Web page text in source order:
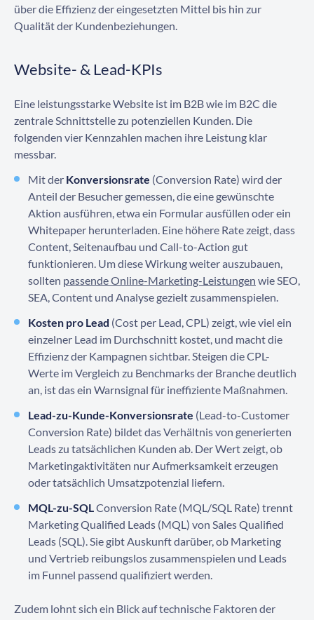
über die Effizienz der eingesetzten Mittel bis hin zur
Qualität der Kundenbeziehungen.
Website- & Lead-KPIs
Eine leistungsstarke Website ist im B2B wie im B2C die
zentrale Schnittstelle zu potenziellen Kunden. Die
folgenden vier Kennzahlen machen ihre Leistung klar
messbar.
Mit der Konversionsrate (Conversion Rate) wird der
Anteil der Besucher gemessen, die eine gewünschte
Aktion ausführen, etwa ein Formular ausfüllen oder ein
Whitepaper herunterladen. Eine höhere Rate zeigt, dass
Content, Seitenaufbau und Call-to-Action gut
funktionieren. Um diese Wirkung weiter auszubauen,
sollten passende Online-Marketing-Leistungen wie SEO,
SEA, Content und Analyse gezielt zusammenspielen.
Kosten pro Lead (Cost per Lead, CPL) zeigt, wie viel ein
einzelner Lead im Durchschnitt kostet, und macht die
Effizienz der Kampagnen sichtbar. Steigen die CPL-
Werte im Vergleich zu Benchmarks der Branche deutlich
an, ist das ein Warnsignal für ineffiziente Maßnahmen.
Lead-zu-Kunde-Konversionsrate (Lead-to-Customer
Conversion Rate) bildet das Verhältnis von generierten
Leads zu tatsächlichen Kunden ab. Der Wert zeigt, ob
Marketingaktivitäten nur Aufmerksamkeit erzeugen
oder tatsächlich Umsatzpotenzial liefern.
MQL-zu-SQLConversion Rate (MQL/SQL Rate) trennt
Marketing Qualified Leads (MQL) von Sales Qualified
Leads (SQL). Sie gibt Auskunft darüber, ob Marketing
und Vertrieb reibungslos zusammenspielen und Leads
im Funnel passend qualifiziert werden.
Zudem lohnt sich ein Blick auf technische Faktoren der